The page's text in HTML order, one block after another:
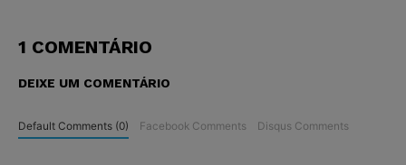
1 COMENTÁRIO
DEIXE UM COMENTÁRIO
Default Comments (0) Facebook Comments Disqus Comments